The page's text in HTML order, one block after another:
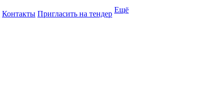
Контакты Пригласить на тендер Ещё